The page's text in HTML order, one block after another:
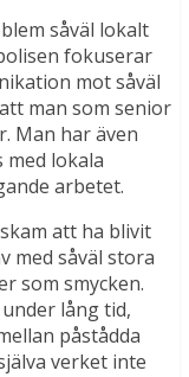
såväl lokalt
fokuserar
mot såväl
man som senior
Man har även
lokala
arbetet.
att ha blivit
med såväl stora
som smycken.
lång tid,
påstådda
verket inte